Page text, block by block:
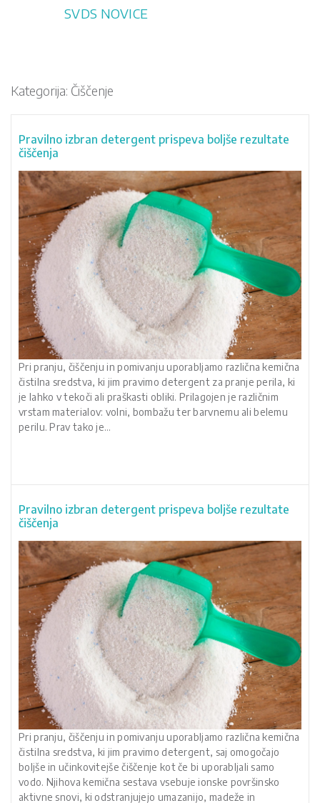
SVDS NOVICE
Kategorija: Čiščenje
Pravilno izbran detergent prispeva boljše rezultate
čiščenja
Pri pranju, čiščenju in pomivanju uporabljamo različna kemična
čistilna sredstva, ki jim pravimo detergent za pranje perila, ki
je lahko v tekoči ali praškasti obliki. Prilagojen je različnim
vrstam materialov: volni, bombažu ter barvnemu ali belemu
perilu. Prav tako je…
Pravilno izbran detergent prispeva boljše rezultate
čiščenja
Pri pranju, čiščenju in pomivanju uporabljamo različna kemična
čistilna sredstva, ki jim pravimo detergent, saj omogočajo
boljše in učinkovitejše čiščenje kot če bi uporabljali samo
vodo. Njihova kemična sestava vsebuje ionske površinsko
aktivne snovi, ki odstranjujejo umazanijo, madeže in